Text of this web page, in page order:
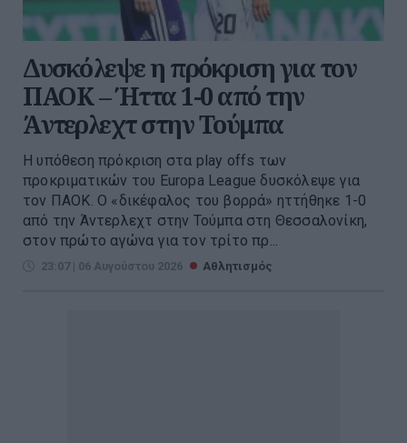
Δυσκόλεψε η πρόκριση για τον
ΠΑΟΚ – Ήττα 1-0 από την
Άντερλεχτ στην Τούμπα
Η υπόθεση πρόκριση στα play offs των
προκριματικών του Europa League δυσκόλεψε για
τον ΠΑΟΚ. Ο «δικέφαλος του βορρά» ηττήθηκε 1-0
από την Άντερλεχτ στην Τούμπα στη Θεσσαλονίκη,
στον πρώτο αγώνα για τον τρίτο πρ...
23:07 | 06 Αυγούστου 2026 Αθλητισμός